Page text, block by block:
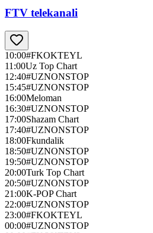
FTV telekanali
10:00#FKOKTEYL
11:00Uz Top Chart
12:40#UZNONSTOP
15:45#UZNONSTOP
16:00Meloman
16:30#UZNONSTOP
17:00Shazam Chart
17:40#UZNONSTOP
18:00Fkundalik
18:50#UZNONSTOP
19:50#UZNONSTOP
20:00Turk Top Chart
20:50#UZNONSTOP
21:00K-POP Chart
22:00#UZNONSTOP
23:00#FKOKTEYL
00:00#UZNONSTOP